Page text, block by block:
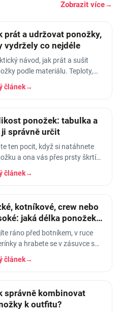
Zobrazit více→
prát a udržovat ponožky,
vydržely co nejdéle
návod, jak prát a sušit
podle materiálu. Teploty,
sražení, trhání a ztrátě tvaru.
článek→
ponožek: tabulka a
ji správně určit
ten pocit, když si natáhnete
a ona vás přes prsty škrtí
- pata vám vyleze do půlky
článek→
kotníkové, crew nebo
jaká délka ponožek k
ráno před botníkem, v ruce
a hrabete se v zásuvce s
vytáhnete kotníkové, obujete
článek→
správně kombinovat
k outfitu?